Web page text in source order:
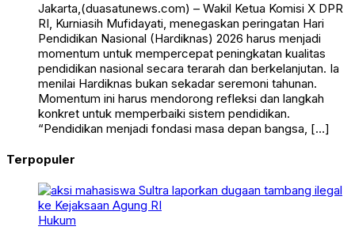
Jakarta,(duasatunews.com) – Wakil Ketua Komisi X DPR
RI, Kurniasih Mufidayati, menegaskan peringatan Hari
Pendidikan Nasional (Hardiknas) 2026 harus menjadi
momentum untuk mempercepat peningkatan kualitas
pendidikan nasional secara terarah dan berkelanjutan. Ia
menilai Hardiknas bukan sekadar seremoni tahunan.
Momentum ini harus mendorong refleksi dan langkah
konkret untuk memperbaiki sistem pendidikan.
“Pendidikan menjadi fondasi masa depan bangsa, […]
Terpopuler
Hukum